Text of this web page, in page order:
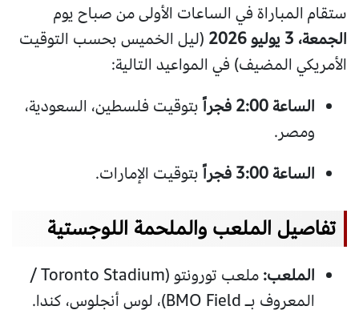
ستقام المباراة في الساعات الأولى من صباح يوم
الجمعة، 3 يوليو 2026
(ليل الخميس بحسب التوقيت
الأمريكي المضيف) في المواعيد التالية:
الساعة 2:00 فجراً
بتوقيت فلسطين، السعودية،
ومصر.
الساعة 3:00 فجراً
بتوقيت الإمارات.
تفاصيل الملعب والملحمة اللوجستية
الملعب:
ملعب تورونتو (Toronto Stadium /
المعروف بـ BMO Field)، لوس أنجلوس، كندا.